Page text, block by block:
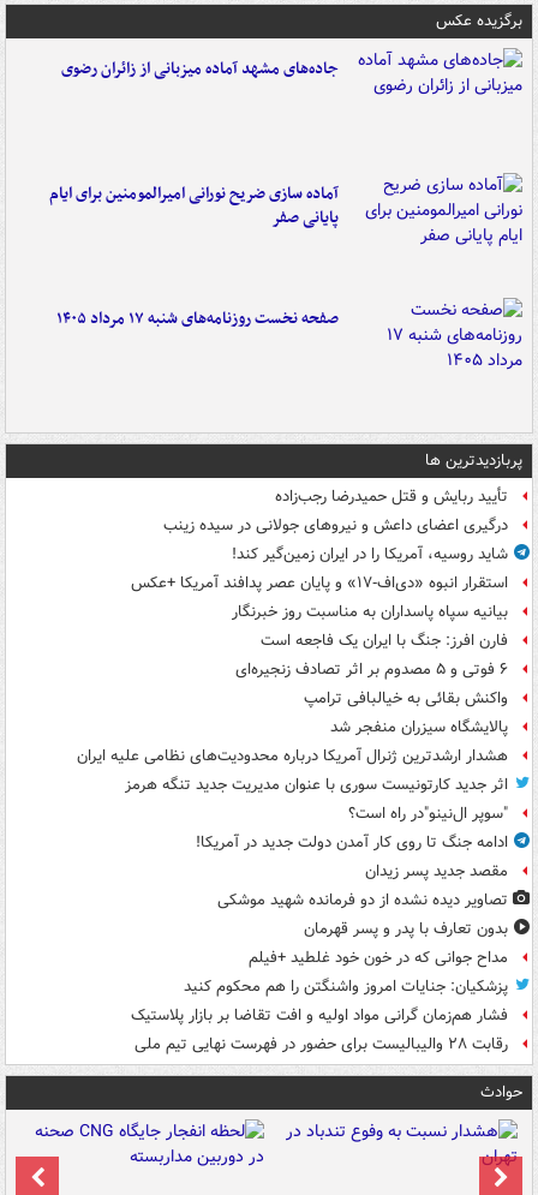
برگزیده عکس
جاده‌های مشهد آماده میزبانی از زائران رضوی
آماده سازی ضریح نورانی امیرالمومنین برای ایام
پایانی صفر
صفحه نخست روزنامه‌های شنبه ۱۷ مرداد ۱۴۰۵
پربازدیدترین ها
تأیید ربایش و قتل حمیدرضا رجب‌زاده
درگیری اعضای داعش و نیروهای جولانی در سیده زینب
شاید روسیه، آمریکا را در ایران زمین‌گیر کند!
استقرار انبوه «دی‌اف‑۱۷» و پایان عصر پدافند آمریکا +عکس
بیانیه سپاه پاسداران به مناسبت روز خبرنگار
فارن افرز: جنگ با ایران یک فاجعه است
۶ فوتی و ۵ مصدوم بر اثر تصادف زنجیره‌ای
واکنش بقائی به خیالبافی ترامپ
پالایشگاه سیزران منفجر شد
هشدار ارشدترین ژنرال آمریکا درباره محدودیت‌های نظامی علیه ایران
اثر جدید کارتونیست سوری با عنوان مدیریت جدید تنگه هرمز
"سوپر ال‌نینو"در راه است؟
ادامه جنگ تا روی کار آمدن دولت جدید در آمریکا!
مقصد جدید پسر زیدان
تصاویر دیده‌ نشده از دو فرمانده شهید موشکی
بدون تعارف با پدر و پسر قهرمان
مداح جوانی که در خون خود غلطید +فیلم
پزشکیان: جنایات امروز واشنگتن را هم محکوم کنید
فشار هم‌زمان گرانی مواد اولیه و افت تقاضا بر بازار پلاستیک
رقابت ۲۸ والیبالیست برای حضور در فهرست نهایی تیم ملی
حوادث